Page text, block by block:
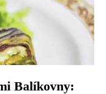
Balíkovny: